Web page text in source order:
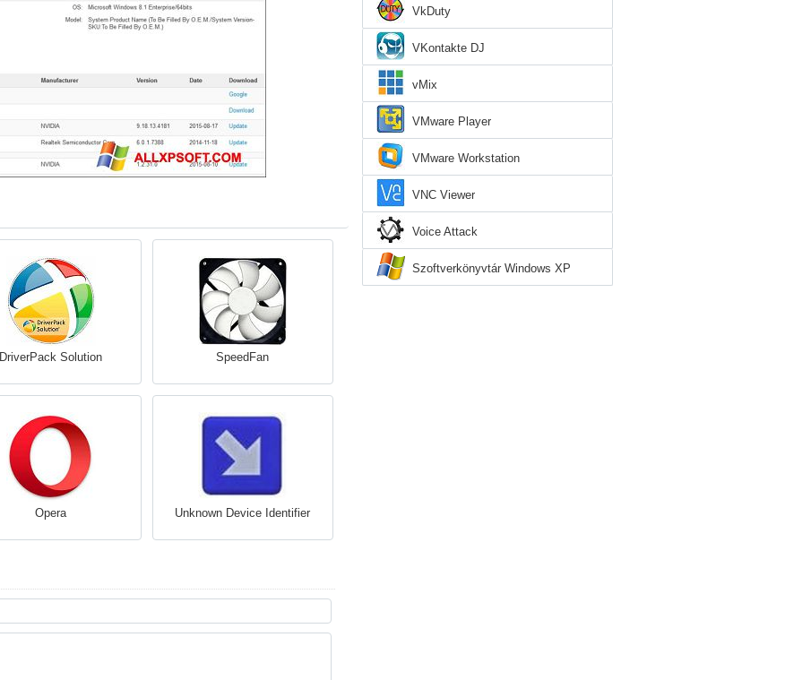
DriverPack Solution SpeedFan
Opera Unknown Device Identifier
VkDuty
VKontakte DJ
vMix
VMware Player
VMware Workstation
VNC Viewer
Voice Attack
Szoftverkönyvtár Windows XP